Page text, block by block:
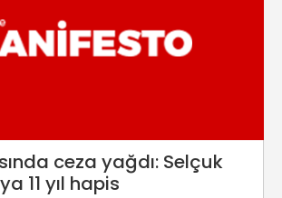
ceza yağdı: Selçuk
11 yıl hapis